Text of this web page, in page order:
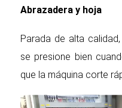
Abrazadera y hoja
Parada de alta
se presione bien
que la máquina corte